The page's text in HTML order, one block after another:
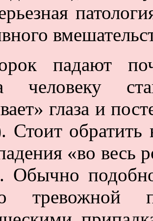
падают
человеку
глаза и
Стоит обратить
«во весь
Обычно
тревожной